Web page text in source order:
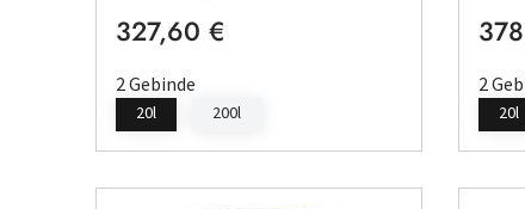
Regulärer Preis:
327,60 €
2 Gebinde
20l 200l
2
20l